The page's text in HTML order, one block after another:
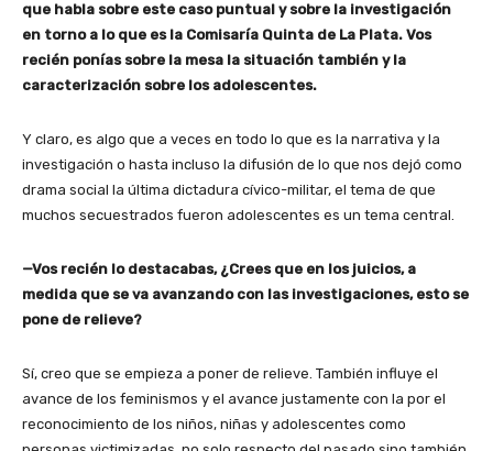
que habla sobre este caso puntual y sobre la investigación
en torno a lo que es la Comisaría Quinta de La Plata. Vos
recién ponías sobre la mesa la situación también y la
caracterización sobre los adolescentes.
Y claro, es algo que a veces en todo lo que es la narrativa y la
investigación o hasta incluso la difusión de lo que nos dejó como
drama social la última dictadura cívico-militar, el tema de que
muchos secuestrados fueron adolescentes es un tema central.
—Vos recién lo destacabas, ¿Crees que en los juicios, a
medida que se va avanzando con las investigaciones, esto se
pone de relieve?
Sí, creo que se empieza a poner de relieve. También influye el
avance de los feminismos y el avance justamente con la por el
reconocimiento de los niños, niñas y adolescentes como